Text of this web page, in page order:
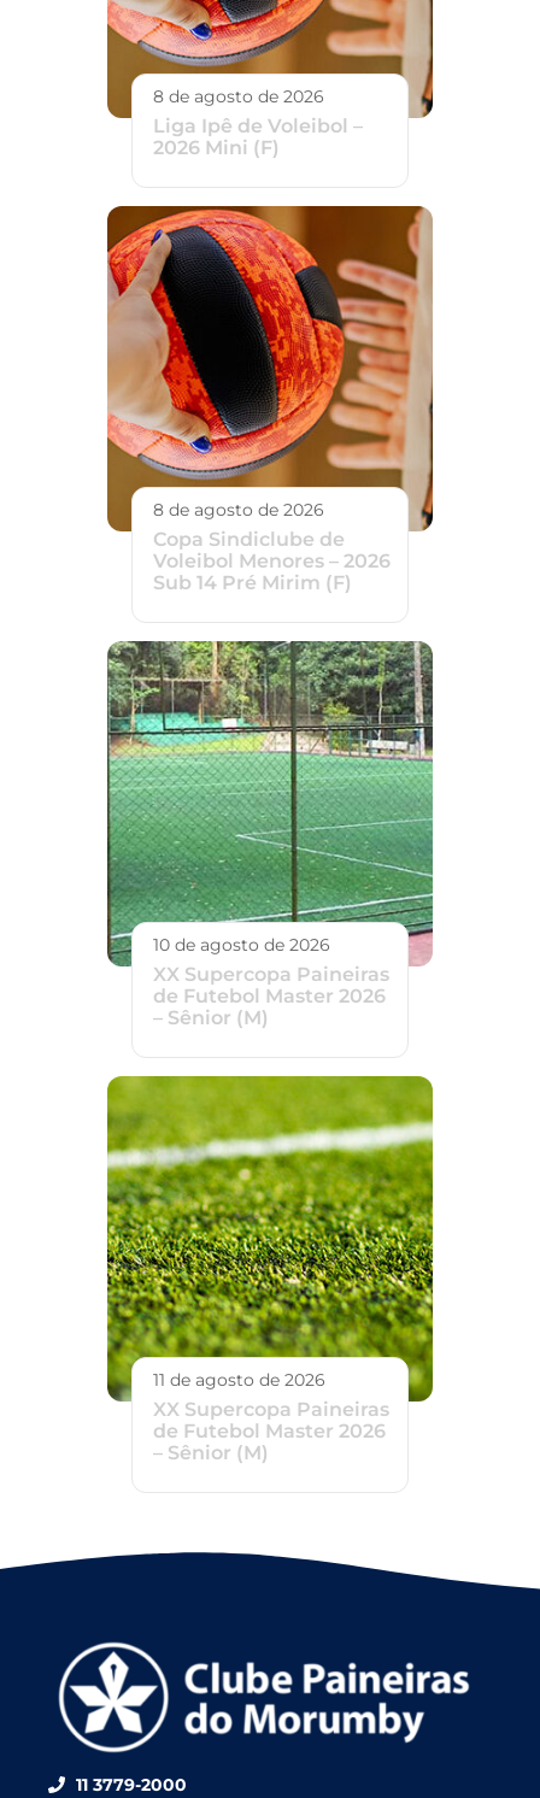
8 de agosto de 2026
Liga Ipê de Voleibol –
2026 Mini (F)
8 de agosto de 2026
Copa Sindiclube de
Voleibol Menores – 2026
Sub 14 Pré Mirim (F)
10 de agosto de 2026
XX Supercopa Paineiras
de Futebol Master 2026
– Sênior (M)
11 de agosto de 2026
XX Supercopa Paineiras
de Futebol Master 2026
– Sênior (M)
11 3779-2000